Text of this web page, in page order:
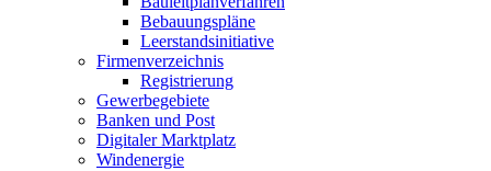
Bebauungspläne
Leerstandsinitiative
Firmenverzeichnis
Registrierung
Gewerbegebiete
Banken und Post
Digitaler Marktplatz
Windenergie